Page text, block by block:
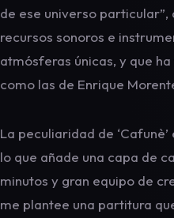
de ese universo
recursos sonoros e
atmósferas únicas, y que
como las de Enrique
La peculiaridad de
lo que añade una capa de
minutos y gran equipo de
me plantee una partitura